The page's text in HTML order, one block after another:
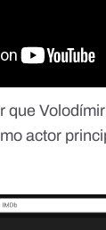
que
actor